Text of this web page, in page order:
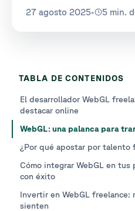
27 agosto 2025• 5 min.
TABLA DE CONTENIDOS
El desarrollador WebGL
destacar online
WebGL: una palanca para
¿Por qué apostar por talento
Cómo integrar WebGL en tus
con éxito
Invertir en WebGL freelance:
sienten